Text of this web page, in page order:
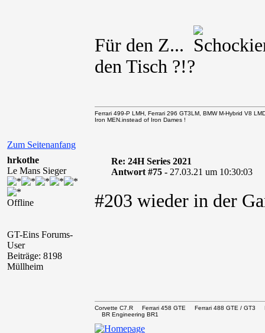
Für den Z...
den Tisch ?!?
Zum Seitenanfang
Ferrari 499-P LMH, Ferrari 296 GT3LM, BMW M-Hybrid V8
Iron MEN.instead of Iron Dames !
hrkothe
Le Mans Sieger
Offline
GT-Eins Forums-
User
Beiträge: 8198
Müllheim
Re: 24H Series 2021
Antwort #75 - 27.03.21 um 10:30:03
#203 wieder in der
Corvette C7.R Ferrari 458 GTE Ferrari 488 GTE /
BR Engineering BR1